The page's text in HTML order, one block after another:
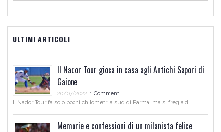
ULTIMI ARTICOLI
Il Nador Tour gioca in casa agli Antichi Sapori di
Gaione
20/07/2022 1 Comment
Il Nador Tour fa solo pochi chilometri a sud di Parma, ma si fregia di …
Memorie e confessioni di un milanista felice